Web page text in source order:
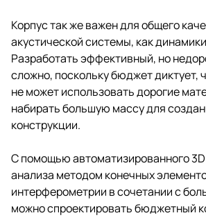
Корпус так же важен для общего
акустической системы, как
Разработать эффективный, но
сложно, поскольку бюджет диктует,
не может использовать дорогие
набирать большую массу для
конструкции.
С помощью автоматизированного
анализа методом конечных
интерферометрии в сочетании с
можно спроектировать бюджетный